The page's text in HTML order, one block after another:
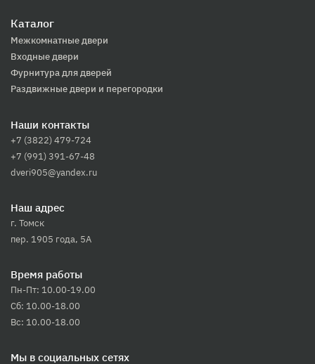
Каталог
Межкомнатные двери
Входные двери
Фурнитура для дверей
Раздвижные двери и перегородки
Наши контакты
+7 (3822) 479-724
+7 (991) 391-67-48
dveri905@yandex.ru
Наш адрес
г. Томск
пер. 1905 года, 5А
Время работы
Пн-Пт: 10.00-19.00
Сб: 10.00-18.00
Вс: 10.00-18.00
Мы в социальных сетях